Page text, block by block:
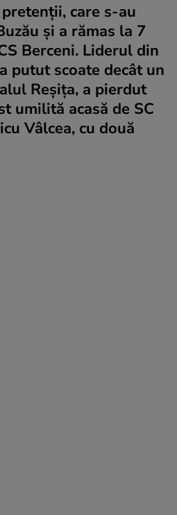
care s-au
şi a rămas la 7
Berceni. Liderul din
putut scoate decât un
Reşiţa, a pierdut
umilită acasă de SC
Vâlcea, cu două